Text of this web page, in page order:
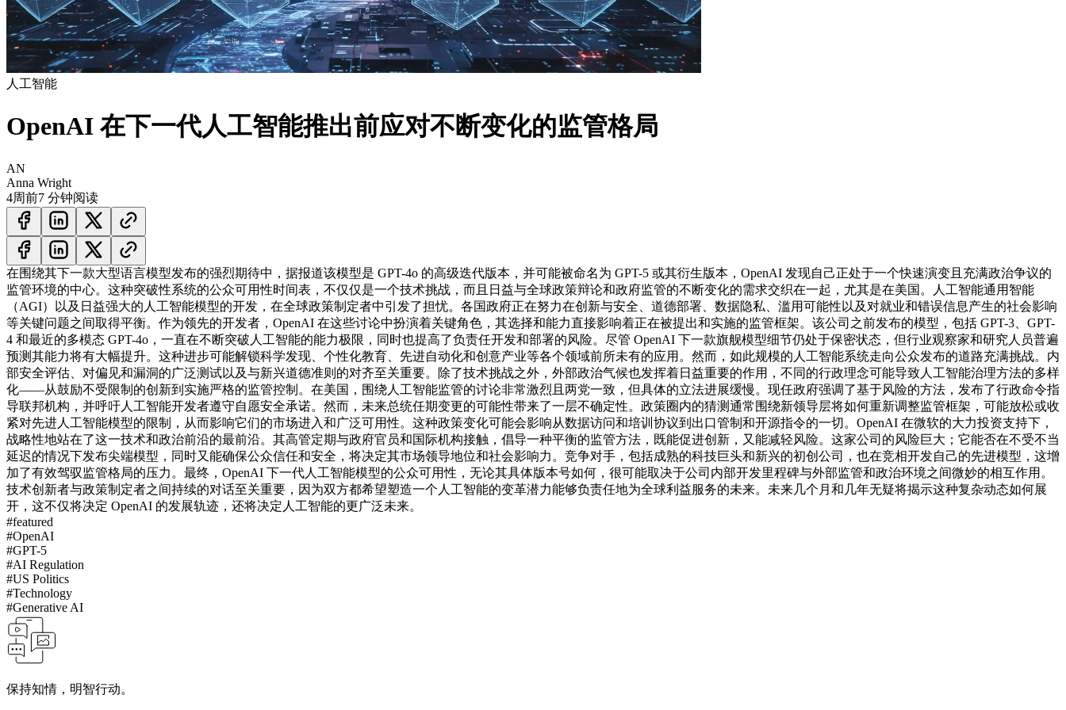
人工智能
OpenAI 在下一代人工智能推出前应对不断变化的监管格局
AN
Anna Wright
4周前7 分钟阅读
在围绕其下一款大型语言模型发布的强烈期待中，据报道该模型是 GPT-4o 的高级迭代版本，并可能被命名为 GPT-5 或其衍生版本，OpenAI 发现自己正处于一个快速演变且充满政治争议的
监管环境的中心。这种突破性系统的公众可用性时间表，不仅仅是一个技术挑战，而且日益与全球政策辩论和政府监管的不断变化的需求交织在一起，尤其是在美国。
人工智能通用智能
（AGI）以及日益强大的人工智能模型的开发，在全球政策制定者中引发了担忧。各国政府正在努力在创新与安全、道德部署、数据隐私、滥用可能性以及对就业和错误信息产生的社会影响
等关键问题之间取得平衡。作为领先的开发者，OpenAI 在这些讨论中扮演着关键角色，其选择和能力直接影响着正在被提出和实施的监管框架。该公司之前发布的模型，包括 GPT-3、GPT-
4 和最近的多模态 GPT-4o，一直在不断突破人工智能的能力极限，同时也提高了负责任开发和部署的风险。 尽管 OpenAI 下一款旗舰模型细节仍处于保密状态，但行业观察家和研究人员普遍
预测其能力将有大幅提升。这种进步可能解锁科学发现、个性化教育、先进自动化和创意产业等各个领域前所未有的应用。然而，如此规模的人工智能系统走向公众发布的道路充满挑战。内
部安全评估、对偏见和漏洞的广泛测试以及与新兴道德准则的对齐至关重要。除了技术挑战之外，外部政治气候也发挥着日益重要的作用，不同的行政理念可能导致人工智能治理方法的多样
化——从鼓励不受限制的创新到实施严格的监管控制。 在美国，围绕人工智能监管的讨论非常激烈且两党一致，但具体的立法进展缓慢。现任政府强调了基于风险的方法，发布了行政命令指
导联邦机构，并呼吁人工智能开发者遵守自愿安全承诺。然而，未来总统任期变更的可能性带来了一层不确定性。政策圈内的猜测通常围绕新领导层将如何重新调整监管框架，可能放松或收
紧对先进人工智能模型的限制，从而影响它们的市场进入和广泛可用性。这种政策变化可能会影响从数据访问和培训协议到出口管制和开源指令的一切。 OpenAI 在微软的大力投资支持下，
战略性地站在了这一技术和政治前沿的最前沿。其高管定期与政府官员和国际机构接触，倡导一种平衡的监管方法，既能促进创新，又能减轻风险。这家公司的风险巨大；它能否在不受不当
延迟的情况下发布尖端模型，同时又能确保公众信任和安全，将决定其市场领导地位和社会影响力。竞争对手，包括成熟的科技巨头和新兴的初创公司，也在竞相开发自己的先进模型，这增
加了有效驾驭监管格局的压力。 最终，OpenAI 下一代人工智能模型的公众可用性，无论其具体版本号如何，很可能取决于公司内部开发里程碑与外部监管和政治环境之间微妙的相互作用。
技术创新者与政策制定者之间持续的对话至关重要，因为双方都希望塑造一个人工智能的变革潜力能够负责任地为全球利益服务的未来。未来几个月和几年无疑将揭示这种复杂动态如何展
开，这不仅将决定 OpenAI 的发展轨迹，还将决定人工智能的更广泛未来。
#featured
#OpenAI
#GPT-5
#AI Regulation
#US Politics
#Technology
#Generative AI
保持知情，明智行动。